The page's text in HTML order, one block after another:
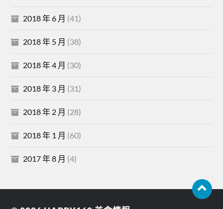
2018 年 6 月 (41)
2018 年 5 月 (38)
2018 年 4 月 (30)
2018 年 3 月 (31)
2018 年 2 月 (28)
2018 年 1 月 (60)
2017 年 8 月 (4)